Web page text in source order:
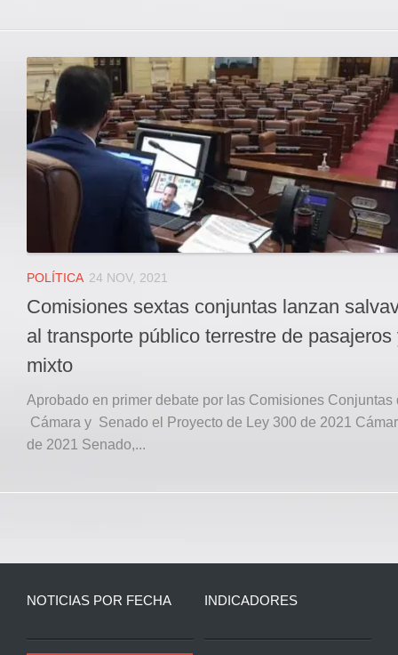
POLÍTICA 24 NOV, 2021
Comisiones sextas conjuntas lanzan
al transporte público terrestre de pasajeros
mixto
Aprobado en primer debate por las Comisiones Conjuntas
Cámara y Senado el Proyecto de Ley 300 de 2021
de 2021 Senado,...
NOTICIAS POR FECHA INDICADORES